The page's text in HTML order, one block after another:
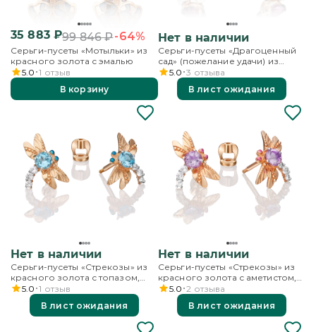
35 883₽99 846₽-64%
Серьги-пусеты «Мотыльки» из
красного золота с эмалью
5.0 1 отзыв
В корзину
Нет в наличии
Серьги-пусеты «Драгоценный
сад» (пожелание удачи) из
комбинированного золота с
гранатом и эмалью
5.0 3 отзыва
В лист ожидания
Нет в наличии
Серьги-пусеты «Стрекозы» из
красного золота с топазом,
бесцветными топазами и
эмалью
5.0 1 отзыв
В лист ожидания
Нет в наличии
Серьги-пусеты «Стрекозы» из
красного золота с аметистом,
бесцветными топазами и
эмалью
5.0 2 отзыва
В лист ожидания